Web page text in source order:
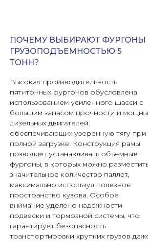
ПОЧЕМУ ВЫБИРАЮТ ФУРГОНЫ
ГРУЗОПОДЪЕМНОСТЬЮ 5
ТОНН?
Высокая производительность
пятитонных фургонов обусловлена
использованием усиленного шасси с
большим запасом прочности и
дизельных двигателей,
обеспечивающих уверенную тягу при
полной загрузке. Конструкция рамы
позволяет устанавливать объемные
фургоны, в которых можно
значительное количество паллет,
максимально используя полезное
пространство кузова. Особое
внимание уделено надежности
подвески и тормозной системы, что
гарантирует безопасность
транспортировки хрупких грузов